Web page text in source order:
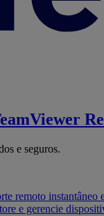
e seguros.
remoto instantâneo
e gerencie